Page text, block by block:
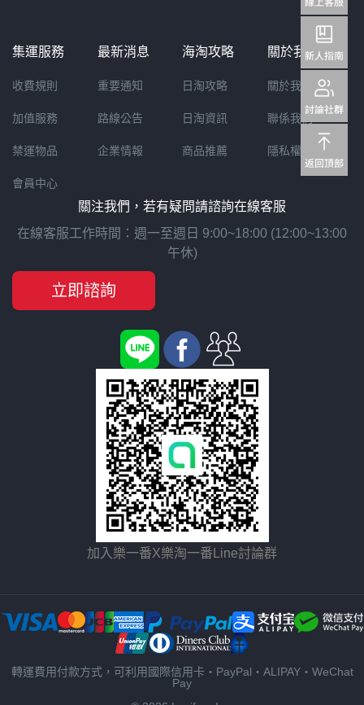
集運服務
收費規則
加值服務
禁運物品
會員中心
最新消息
重要通知
路線公告
企業情報
海淘攻略
日淘攻略
日淘資訊
商品推薦
關於我們
關於我們
聯係我們
隱私權聲明
關注我們，若有疑問請諮詢在線客服
在線客服工作時間：週一至週日 9:00~18:00 (12:00~13:00
午休)
立即諮詢
加入樂一番X樂淘一番Line討論群
轉運費用付款方式，可利用國際信用卡・PayPal・ALIPAY・WeChat
Pay